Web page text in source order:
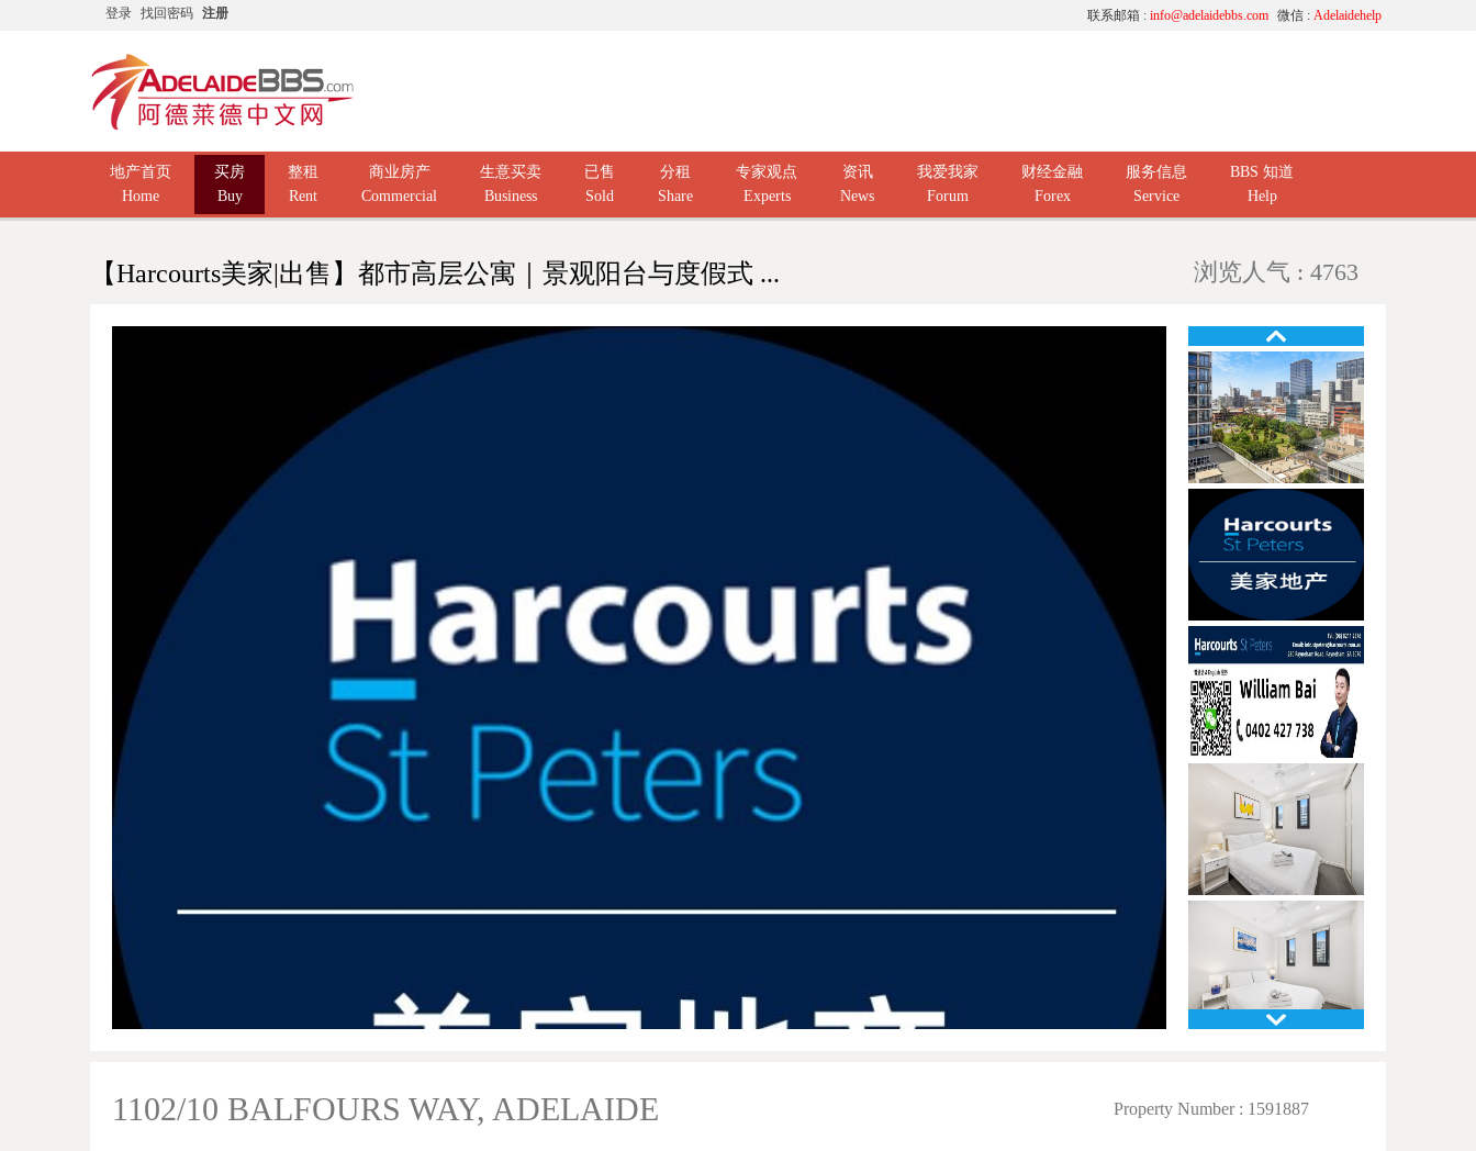
登录 找回密码 注册 微信 : Adelaidehelp
联系邮箱 : info@adelaidebbs.com
地产首页
Home
买房
Buy
整租
Rent
商业房产
Commercial
生意买卖
Business
已售
Sold
分租
Share
专家观点
Experts
资讯
News
我爱我家
Forum
财经金融
Forex
服务信息
Service
BBS 知道
Help
【Harcourts美家|出售】都市高层公寓｜景观阳台与度假式 ... 浏览人气 : 4763
1102/10 BALFOURS WAY, ADELAIDE Property Number : 1591887